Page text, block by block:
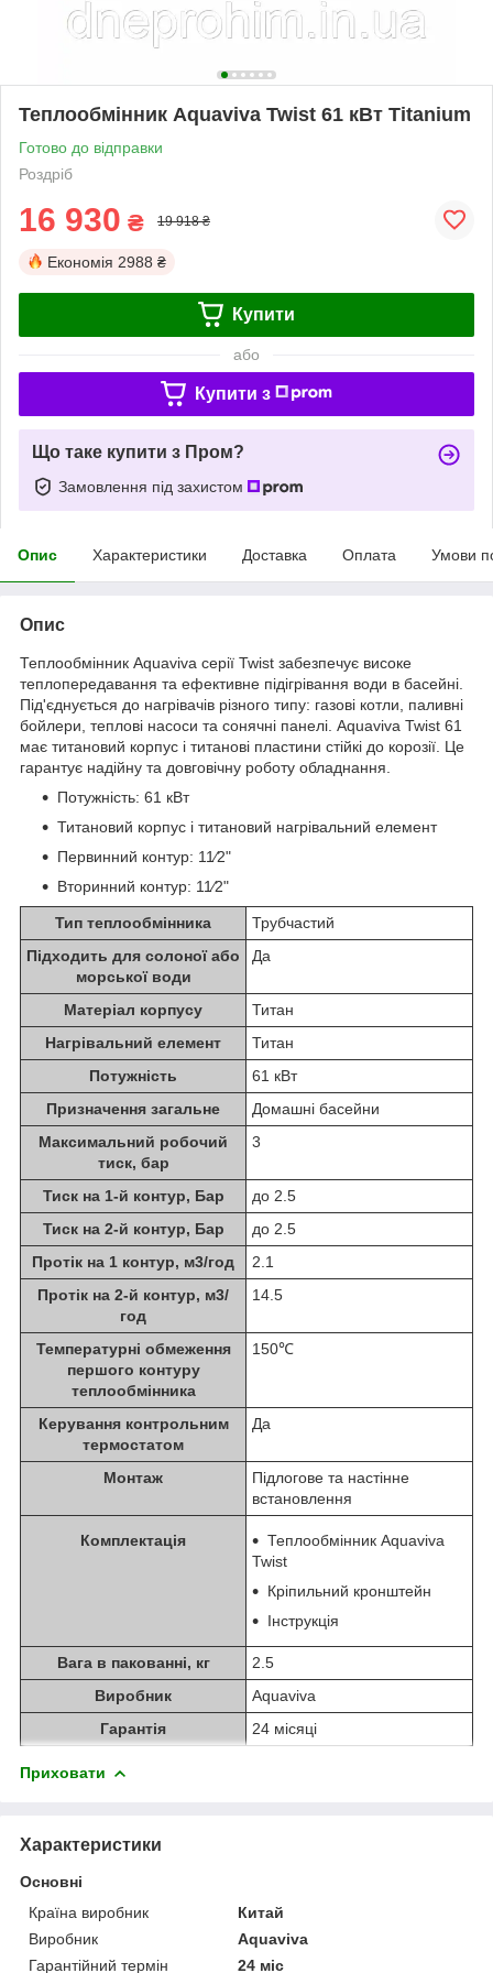
Теплообмінник Aquaviva Twist 61 кВт Titanium
Готово до відправки
Роздріб
16 930 ₴ 19 918 ₴
Економія 2988 ₴
Купити
або
Купити з
Що таке купити з Пром?
Замовлення під захистом
Опис Характеристики Доставка Оплата Умови
Опис
Теплообмінник Aquaviva серії Twist забезпечує високе
теплопередавання та ефективне підігрівання води в басейні.
Під'єднується до нагрівачів різного типу: газові котли, паливні
бойлери, теплові насоси та сонячні панелі. Aquaviva Twist 61
має титановий корпус і титанові пластини стійкі до корозії. Це
гарантує надійну та довговічну роботу обладнання.
Потужність: 61 кВт
Титановий корпус і титановий нагрівальний елемент
Первинний контур: 11⁄2"
Вторинний контур: 11⁄2"
Тип теплообмінника
Трубчастий
Підходить для солоної або
морської води
Да
Матеріал корпусу
Титан
Нагрівальний елемент
Титан
Потужність
61 кВт
Призначення загальне
Домашні басейни
Максимальний робочий
тиск, бар
3
Тиск на 1-й контур, Бар
до 2.5
Тиск на 2-й контур, Бар
до 2.5
Протік на 1 контур, м3/год
2.1
Протік на 2-й контур, м3/
год
14.5
Температурні обмеження
першого контуру
теплообмінника
150℃
Керування контрольним
термостатом
Да
Монтаж
Підлогове та настінне
встановлення
Комплектація
Теплообмінник Aquaviva
Twist
Кріпильний кронштейн
Інструкція
Вага в пакованні, кг
2.5
Виробник
Aquaviva
Гарантія
24 місяці
Приховати
Характеристики
Основні
Країна виробник
Китай
Виробник
Aquaviva
Гарантійний термін
24 міс